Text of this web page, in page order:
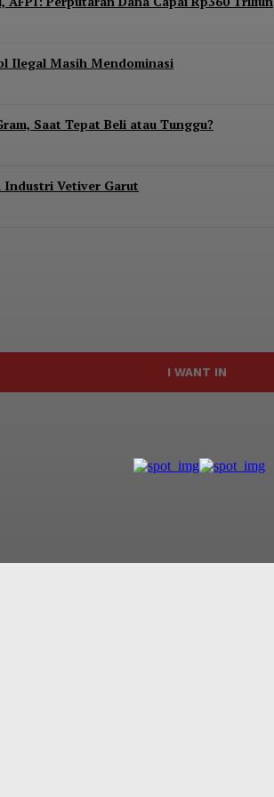
Ilegal Masih Mendominasi
Saat Tepat Beli atau Tunggu?
Industri Vetiver Garut
I WANT IN